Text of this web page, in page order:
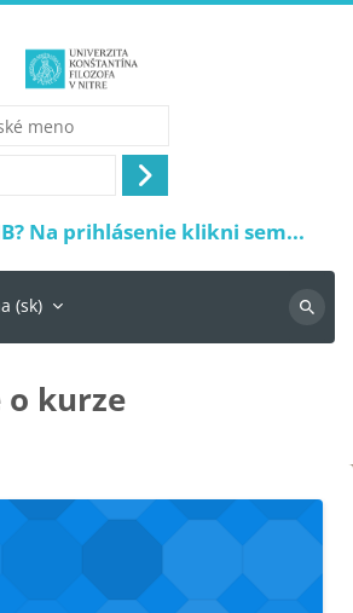
Prihlásiť
sa
Na prihlásenie klikni sem...
‎(sk)‎
kurze